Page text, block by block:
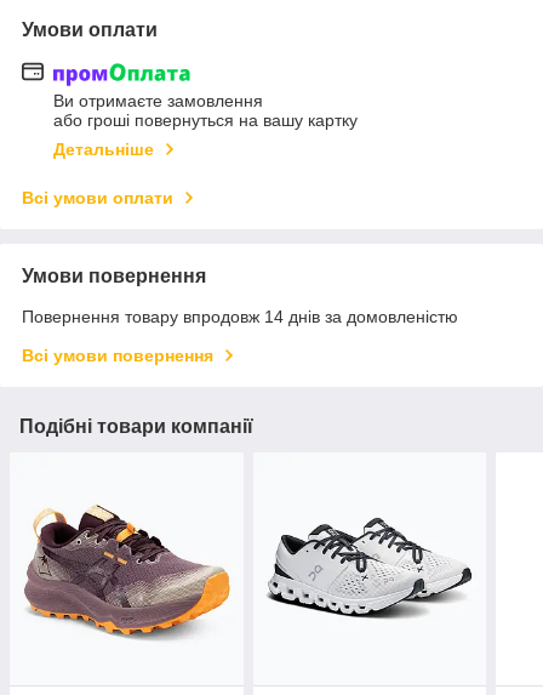
Умови оплати
Ви отримаєте замовлення
або гроші повернуться на вашу картку
Детальніше
Всі умови оплати
Умови повернення
Повернення товару впродовж 14 днів за домовленістю
Всі умови повернення
Подібні товари компанії